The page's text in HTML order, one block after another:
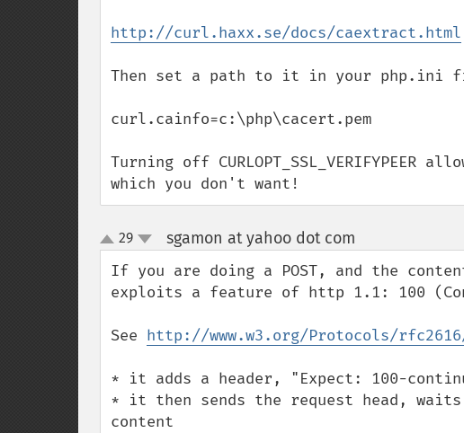
http://curl.haxx.se/docs/caextract.html
Then set a path to it in your php.ini
curl.cainfo=c:\php\cacert.pem
Turning off
which you don't want!
up
down
29 sgamon at yahoo dot com
If you are doing a POST, and the
exploits a feature of http 1.1: 100
See http://www.w3.org/Protocols/
* it adds a header, "Expect: 100-
* it then sends the request head,
content